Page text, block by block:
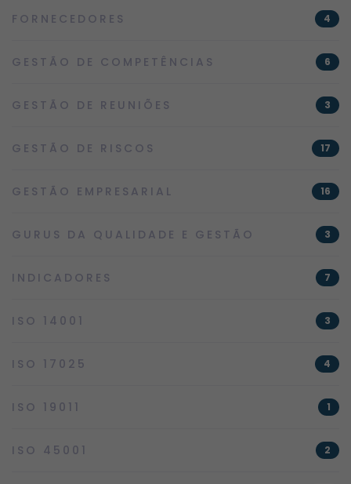
FORNECEDORES 4
GESTÃO DE COMPETÊNCIAS 6
GESTÃO DE REUNIÕES 3
GESTÃO DE RISCOS 17
GESTÃO EMPRESARIAL 16
GURUS DA QUALIDADE E GESTÃO 3
INDICADORES 7
ISO 14001 3
ISO 17025 4
ISO 19011 1
ISO 45001 2